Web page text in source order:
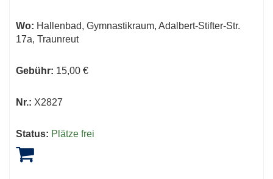
Wo: Hallenbad, Gymnastikraum, Adalbert-Stifter-Str.
17a, Traunreut
Gebühr: 15,00 €
Nr.: X2827
Status: Plätze frei